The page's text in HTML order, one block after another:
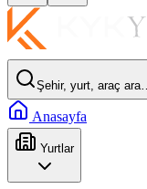
Şehir, yurt, araç ara…
Anasayfa
Yurtlar